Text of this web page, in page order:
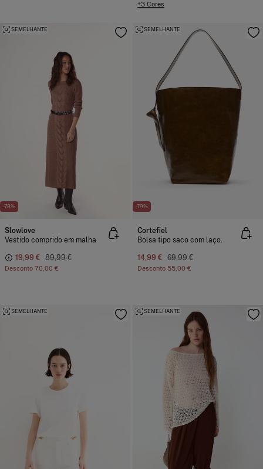
+3 Cores
-78%
SEMELHANTE
Slowlove
Vestido comprido em malha
19,99 € 89,99 €
Desconto 70,00 €
-79%
SEMELHANTE
Cortefiel
Bolsa tipo saco com laço.
14,99 € 69,99 €
Desconto 55,00 €
SEMELHANTE SEMELHANTE